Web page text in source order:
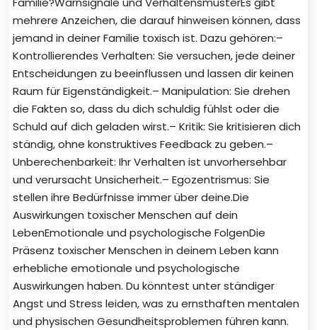
mehrere Anzeichen, die darauf hinweisen können, dass
jemand in deiner Familie toxisch ist. Dazu gehören:–
Kontrollierendes Verhalten: Sie versuchen, jede deiner
Entscheidungen zu beeinflussen und lassen dir keinen
Raum für Eigenständigkeit.– Manipulation: Sie drehen
die Fakten so, dass du dich schuldig fühlst oder die
Schuld auf dich geladen wirst.– Kritik: Sie kritisieren dich
ständig, ohne konstruktives Feedback zu geben.–
Unberechenbarkeit: Ihr Verhalten ist unvorhersehbar
und verursacht Unsicherheit.– Egozentrismus: Sie
stellen ihre Bedürfnisse immer über deine.Die
Auswirkungen toxischer Menschen auf dein
LebenEmotionale und psychologische FolgenDie
Präsenz toxischer Menschen in deinem Leben kann
erhebliche emotionale und psychologische
Auswirkungen haben. Du könntest unter ständiger
Angst und Stress leiden, was zu ernsthaften mentalen
und physischen Gesundheitsproblemen führen kann.